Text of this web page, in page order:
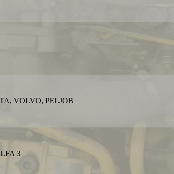
VOLVO, PELJOB
3